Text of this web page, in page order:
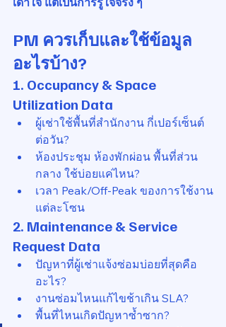
PM ควรเก็บและใช้ข้อมูล
อะไรบ้าง?
1. Occupancy & Space
Utilization Data
ผู้เช่าใช้พื้นที่สำนักงาน กี่เปอร์เซ็นต์
ต่อวัน?
ห้องประชุม ห้องพักผ่อน พื้นที่ส่วน
กลาง ใช้บ่อยแค่ไหน?
เวลา Peak/Off-Peak ของการใช้งาน
แต่ละโซน
2. Maintenance & Service
Request Data
ปัญหาที่ผู้เช่าแจ้งซ่อมบ่อยที่สุดคือ
อะไร?
งานซ่อมไหนแก้ไขช้าเกิน SLA?
พื้นที่ไหนเกิดปัญหาซ้ำซาก?